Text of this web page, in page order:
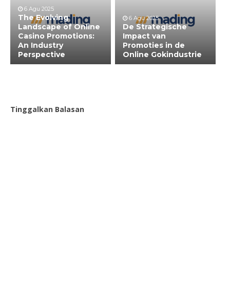
6 Agu 2025
The Evolving
Landscape of Online
Casino Promotions:
An Industry
Perspective
6 Agu 2025
De Strategische
Impact van
Promoties in de
Online Gokindustrie
Tinggalkan Balasan